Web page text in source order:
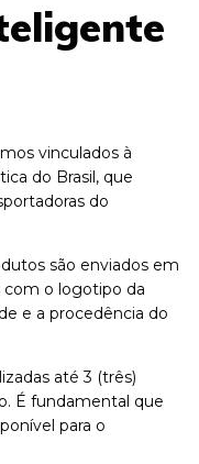
vinculados à
do Brasil, que
do
são enviados em
com o logotipo da
e a procedência do
até 3 (três)
É fundamental que
para o